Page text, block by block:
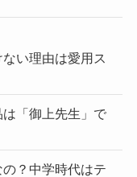
い理由は愛用ス
「御上先生」で
？中学時代はテ